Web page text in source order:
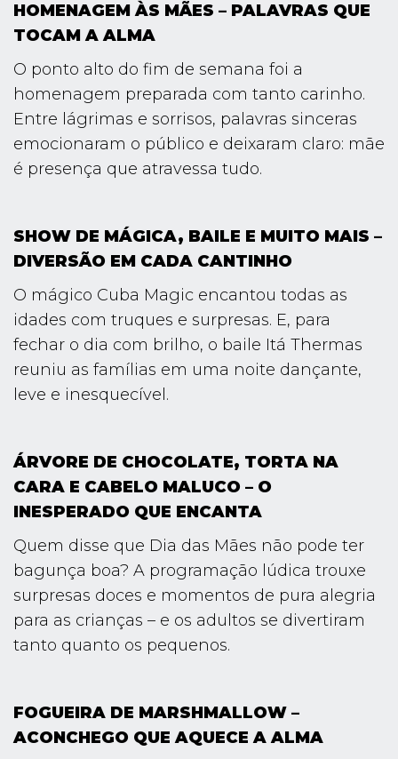
HOMENAGEM ÀS MÃES – PALAVRAS QUE
TOCAM A ALMA
O ponto alto do fim de semana foi a
homenagem preparada com tanto carinho.
Entre lágrimas e sorrisos, palavras sinceras
emocionaram o público e deixaram claro: mãe
é presença que atravessa tudo.
SHOW DE MÁGICA, BAILE E MUITO MAIS –
DIVERSÃO EM CADA CANTINHO
O mágico Cuba Magic encantou todas as
idades com truques e surpresas. E, para
fechar o dia com brilho, o baile Itá Thermas
reuniu as famílias em uma noite dançante,
leve e inesquecível.
ÁRVORE DE CHOCOLATE, TORTA NA
CARA E CABELO MALUCO – O
INESPERADO QUE ENCANTA
Quem disse que Dia das Mães não pode ter
bagunça boa? A programação lúdica trouxe
surpresas doces e momentos de pura alegria
para as crianças – e os adultos se divertiram
tanto quanto os pequenos.
FOGUEIRA DE MARSHMALLOW –
ACONCHEGO QUE AQUECE A ALMA